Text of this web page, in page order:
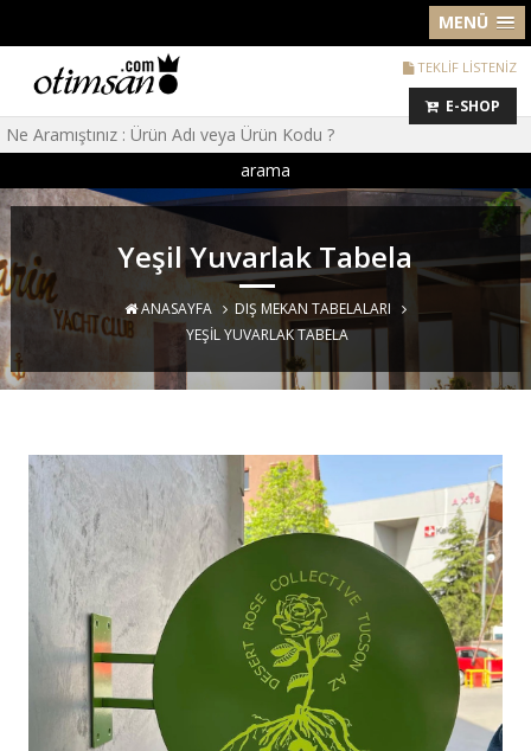
MENÜ
TEKLİF LİSTENİZ
E-SHOP
arama
Yeşil Yuvarlak Tabela
ANASAYFA
DIŞ MEKAN TABELALARI
YEŞIL YUVARLAK TABELA